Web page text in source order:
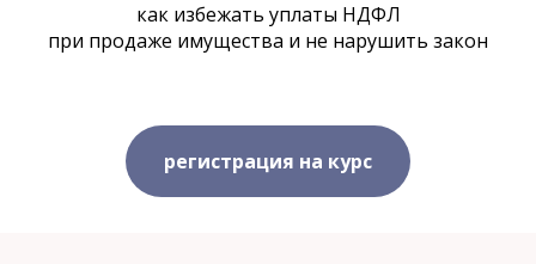
как избежать уплаты НДФЛ
при продаже имущества и не нарушить закон
регистрация на курс